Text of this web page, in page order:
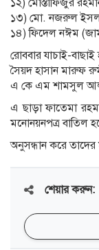
১৩) মো. নজরুল
১৪) ফিদেল নঈম
রোববার যাচাই-বাছাই
সৈয়দ হাসান মারুফ
এ কে এম শামসুল
এ ছাড়া ফাতেমা
মনোনয়নপত্র বাতিল
অনুসন্ধান করে
শেয়ার করুন: